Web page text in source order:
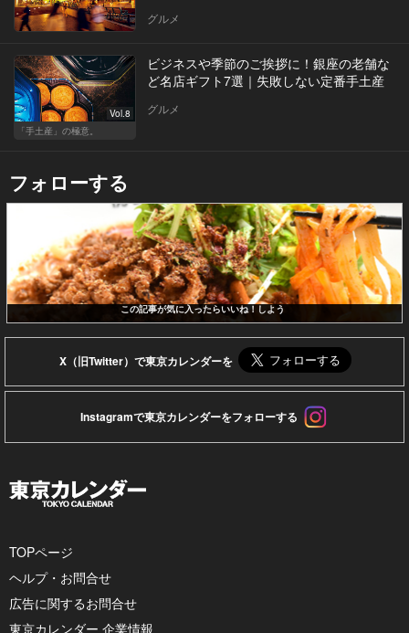
グルメ
Vol.8
「手土産」の極意。
ビジネスや季節のご挨拶に！銀座の老舗な
ど名店ギフト7選｜失敗しない定番手土産
グルメ
フォローする
この記事が気に入ったらいいね！しよう
X（旧Twitter）で東京カレンダーを
Instagramで東京カレンダーをフォローする
TOPページ
ヘルプ・お問合せ
広告に関するお問合せ
東京カレンダー 企業情報